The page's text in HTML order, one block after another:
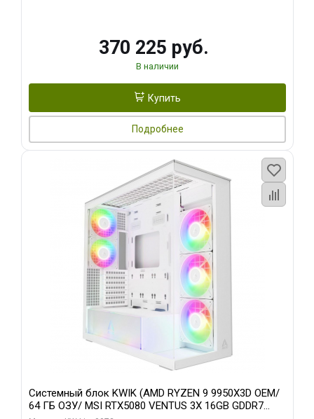
370 225 руб.
В наличии
Купить
Подробнее
Системный блок KWIK (AMD RYZEN 9 9950X3D OEM/
64 ГБ ОЗУ/ MSI RTX5080 VENTUS 3X 16GB GDDR7